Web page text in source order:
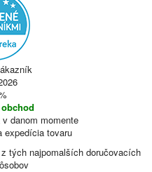
danom momente
expedícia tovaru
tých najpomalších doručovacích